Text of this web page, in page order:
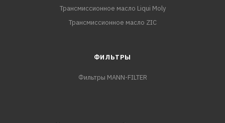
Трансмиссионное масло Liqui Moly
Трансмиссионное масло ZIC
ФИЛЬТРЫ
Фильтры MANN-FILTER